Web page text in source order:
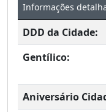
Informações
DDD da Cidade:
Gentílico:
Aniversário